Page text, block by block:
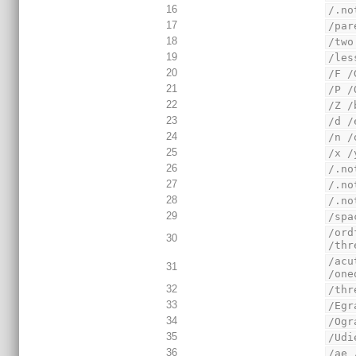
16
/
17
/
18
/
19
/
20
/F /
21
/P /
22
/Z /
23
/d
24
/n
25
/x /
26
/
27
/
28
/
29
/
30
/
/
31
/
/
32
/
33
/
34
/
35
/
36
/ae